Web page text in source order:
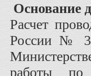
Основание
Расчет
России №
работы по